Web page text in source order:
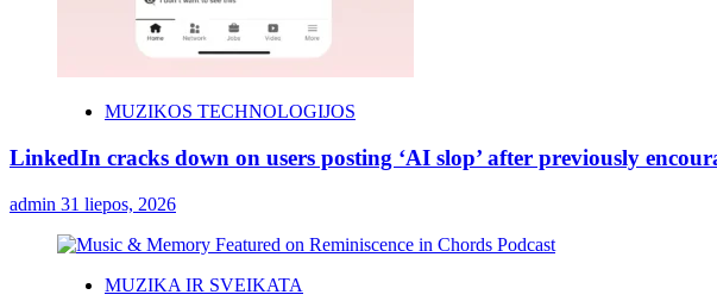
MUZIKOS TECHNOLOGIJOS
LinkedIn cracks down on users posting ‘AI slop’ after previously
admin 31 liepos, 2026
MUZIKA IR SVEIKATA